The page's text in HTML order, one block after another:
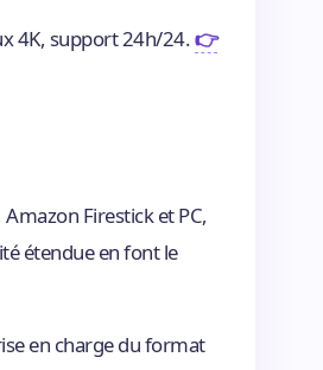
4K, support 24h/24.👉
Firestick et PC,
étendue en font le
en charge du format